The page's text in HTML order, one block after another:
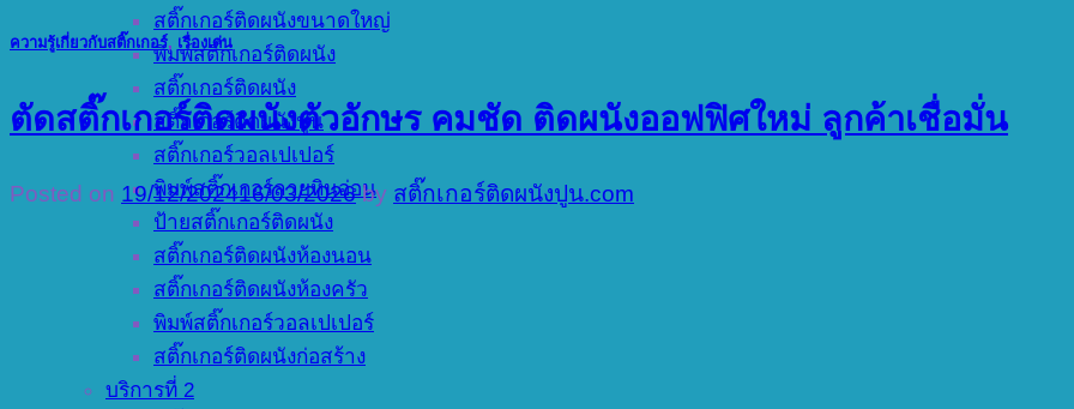
สติ๊กเกอร์ติดผนังขนาดใหญ่
พิมพ์สติ๊กเกอร์ติดผนัง
สติ๊กเกอร์ติดผนัง
สติ๊กเกอร์ติดผนังปูน
สติ๊กเกอร์วอลเปเปอร์
พิมพ์สติ๊กเกอร์ลายหินอ่อน
ป้ายสติ๊กเกอร์ติดผนัง
สติ๊กเกอร์ติดผนังห้องนอน
สติ๊กเกอร์ติดผนังห้องครัว
พิมพ์สติ๊กเกอร์วอลเปเปอร์
สติ๊กเกอร์ติดผนังก่อสร้าง
บริการที่ 2
ความรู้เกี่ยวกับสติ๊กเกอร์, เรื่องเด่น
ตัดสติ๊กเกอร์ติดผนังตัวอักษร คมชัด ติดผนังออฟฟิศใหม่ ลูกค้าเชื่อมั่น
Posted on 19/12/202416/03/2026 by สติ๊กเกอร์ติดผนังปูน.com